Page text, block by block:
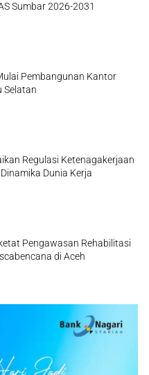
Sumbar 2026-2031
Pembangunan Kantor
Selatan
Regulasi Ketenagakerjaan
Dunia Kerja
Pengawasan Rehabilitasi
di Aceh